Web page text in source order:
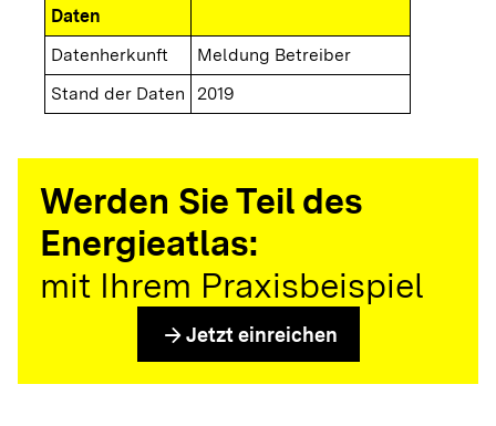
Daten
Datenherkunft
Meldung Betreiber
Stand der Daten
2019
Werden Sie Teil des
Energieatlas:
mit Ihrem Praxisbeispiel
arrow_forward Jetzt einreichen